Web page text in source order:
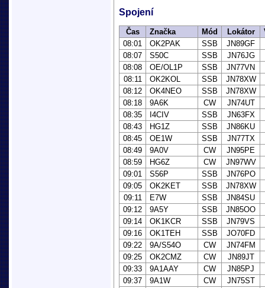
Spojení
Čas Značka Mód Lokátor
08:01
OK2PAK SSB
JN89GF
08:07
S50C SSB
JN76JG
08:08
OE/OL1P SSB
JN77VN
08:11
OK2KOL SSB
JN78XW
08:12
OK4NEO SSB
JN78XW
08:18
9A6K CW
JN74UT
08:35
I4CIV SSB
JN63FX
08:43
HG1Z SSB
JN86KU
08:45
OE1W SSB
JN77TX
08:49
9A0V CW
JN95PE
08:59
HG6Z CW
JN97WV
09:01
S56P SSB
JN76PO
09:05
OK2KET SSB
JN78XW
09:11
E7W SSB
JN84SU
09:12
9A5Y SSB
JN85OO
09:14
OK1KCR SSB
JN79VS
09:16
OK1TEH SSB
JO70FD
09:22
9A/S54O CW
JN74FM
09:25
OK2CMZ CW
JN89JT
09:33
9A1AAY CW
JN85PJ
09:37
9A1W CW
JN75ST